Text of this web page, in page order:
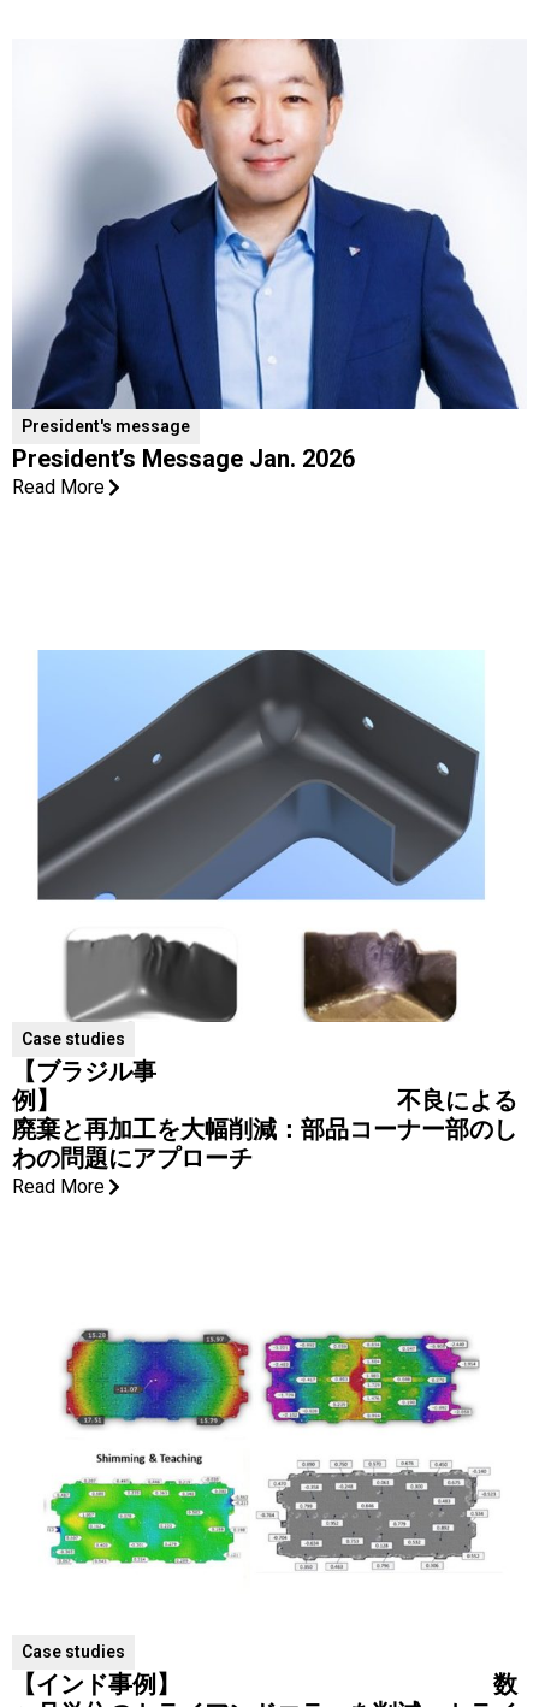
President's message
President’s Message Jan. 2026
Read More
Case studies
【ブラジル事
例】 不良による
廃棄と再加工を大幅削減：部品コーナー部のし
わの問題にアプローチ
Read More
Case studies
【インド事例】 数